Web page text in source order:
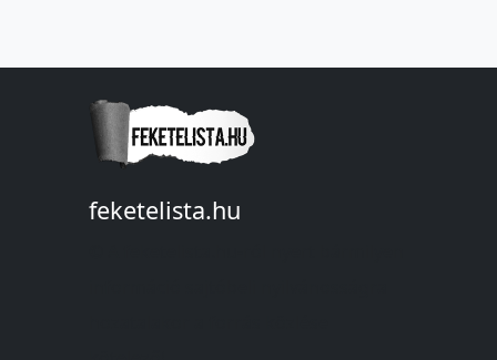
feketelista.hu